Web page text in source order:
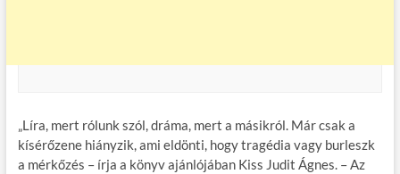
„Líra, mert rólunk szól, dráma, mert a másikról. Már csak a
kísérőzene hiányzik, ami eldönti, hogy tragédia vagy burleszk
a mérkőzés – írja a könyv ajánlójában Kiss Judit Ágnes. – Az